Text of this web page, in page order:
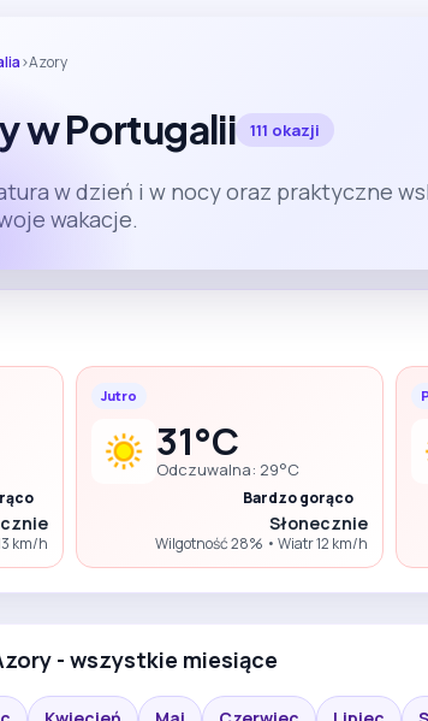
›Azory
w Portugalii 111 okazji
w dzień i w nocy oraz praktyczne
wakacje.
km/h
Jutro
31°C
Odczuwalna: 29°C
Bardzo gorąco
Słonecznie
Wilgotność 28% • Wiatr 12 km/h
- wszystkie miesiące